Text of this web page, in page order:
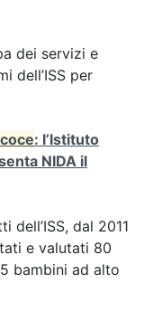
dei servizi e
dell’ISS per
: l’Istituto
NIDA il
dell’ISS, dal 2011
e valutati 80
bambini ad alto